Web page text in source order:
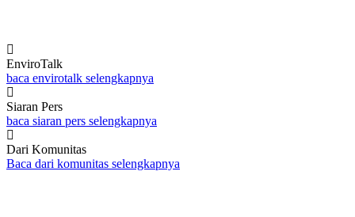
EnviroTalk
baca envirotalk selengkapnya
Siaran Pers
baca siaran pers selengkapnya
Dari Komunitas
Baca dari komunitas selengkapnya